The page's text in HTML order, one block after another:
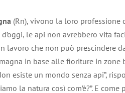
(Rn), vivono la loro professione
le api non avrebbero vita
lavoro che non può prescindere
in base alle fioriture in
esiste un mondo senza api”,
la natura così com’è?”. E